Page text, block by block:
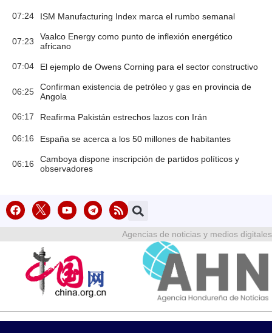
07:24 ISM Manufacturing Index marca el rumbo semanal
07:23
Vaalco Energy como punto de inflexión energético
africano
07:04 El ejemplo de Owens Corning para el sector constructivo
06:25
Confirman existencia de petróleo y gas en provincia de
Angola
06:17 Reafirma Pakistán estrechos lazos con Irán
06:16 España se acerca a los 50 millones de habitantes
06:16
Camboya dispone inscripción de partidos políticos y
observadores
Agencias de noticias y medios digitales